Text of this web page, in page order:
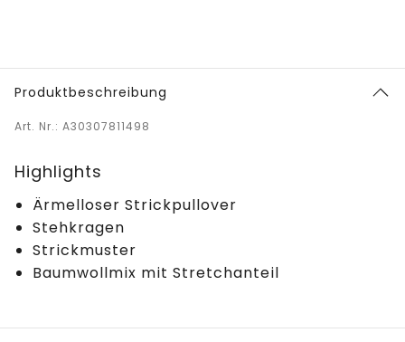
Produktbeschreibung
Art. Nr.: A30307811498
Highlights
Ärmelloser Strickpullover
Stehkragen
Strickmuster
Baumwollmix mit Stretchanteil